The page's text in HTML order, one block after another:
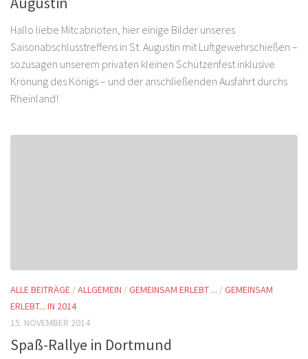
Hallo liebe Mitcabrioten, hier einige Bilder unseres
Saisonabschlusstreffens in St. Augustin mit Luftgewehrschießen –
sozusagen unserem privaten kleinen Schützenfest inklusive
Krönung des Königs – und der anschließenden Ausfahrt durchs
Rheinland!
ALLE BEITRÄGE /ALLGEMEIN /GEMEINSAM ERLEBT ... /GEMEINSAM
ERLEBT... IN 2014
15. NOVEMBER 2014
Spaß-Rallye in Dortmund